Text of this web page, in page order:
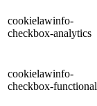
cookielawinfo-
checkbox-analytics
cookielawinfo-
checkbox-functional